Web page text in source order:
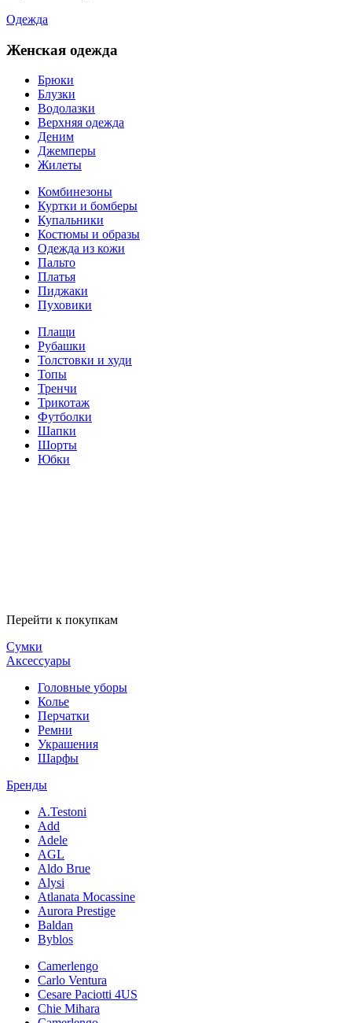
Одежда
Женская одежда
Брюки
Блузки
Водолазки
Верхняя одежда
Деним
Джемперы
Жилеты
Комбинезоны
Куртки и бомберы
Купальники
Костюмы и образы
Одежда из кожи
Пальто
Платья
Пиджаки
Пуховики
Плащи
Рубашки
Толстовки и худи
Топы
Тренчи
Трикотаж
Футболки
Шапки
Шорты
Юбки
Перейти к покупкам
Сумки
Аксессуары
Головные уборы
Колье
Перчатки
Ремни
Украшения
Шарфы
Бренды
A.Testoni
Add
Adele
AGL
Aldo Brue
Alysi
Atlanata Mocassine
Aurora Prestige
Baldan
Byblos
Camerlengo
Carlo Ventura
Cesare Paciotti 4US
Chie Mihara